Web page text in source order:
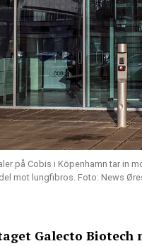
på Cobis i Köpenhamn tar in
mot lungfibros. Foto: News
Galecto Biotech